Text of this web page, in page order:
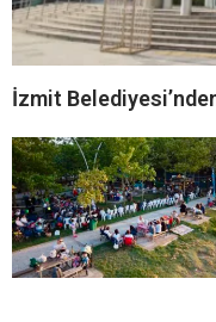
İzmit